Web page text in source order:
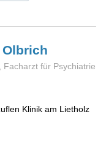
Olbrich
für Psychiatrie
Klinik am Lietholz